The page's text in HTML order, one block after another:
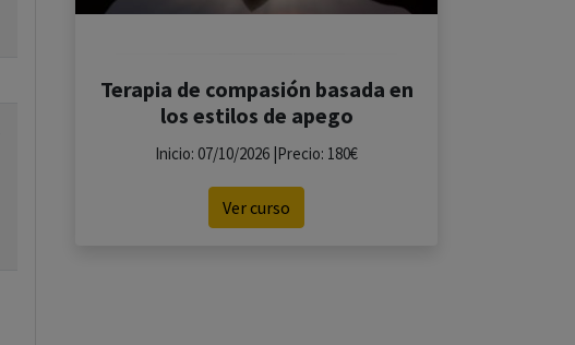
Terapia de compasión basada en
los estilos de apego
Inicio: 07/10/2026 |Precio: 180€
Ver curso